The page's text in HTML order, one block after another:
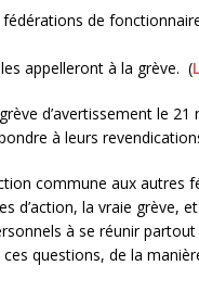
de
appelleront à la grève. (
d’avertissement le
à leurs
commune aux autres
d’action, la vraie grève,
à se réunir
questions, de la